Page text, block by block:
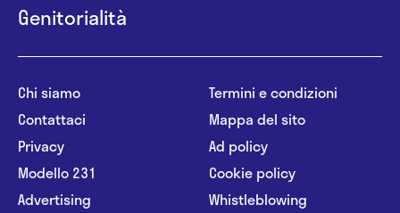
Genitorialità
Chi siamo
Contattaci
Privacy
Modello 231
Advertising
Termini e condizioni
Mappa del sito
Ad policy
Cookie policy
Whistleblowing